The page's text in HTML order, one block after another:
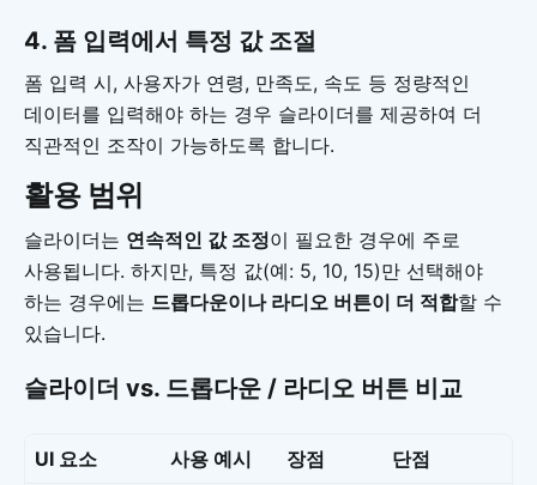
4. 폼 입력에서 특정 값 조절
폼 입력 시, 사용자가 연령, 만족도, 속도 등 정량적인
데이터를 입력해야 하는 경우 슬라이더를 제공하여 더
직관적인 조작이 가능하도록 합니다.
활용 범위
슬라이더는 연속적인 값 조정이 필요한 경우에 주로
사용됩니다. 하지만, 특정 값(예: 5, 10, 15)만 선택해야
하는 경우에는 드롭다운이나 라디오 버튼이 더 적합할 수
있습니다.
슬라이더 vs. 드롭다운 / 라디오 버튼 비교
UI 요소 사용 예시 장점 단점